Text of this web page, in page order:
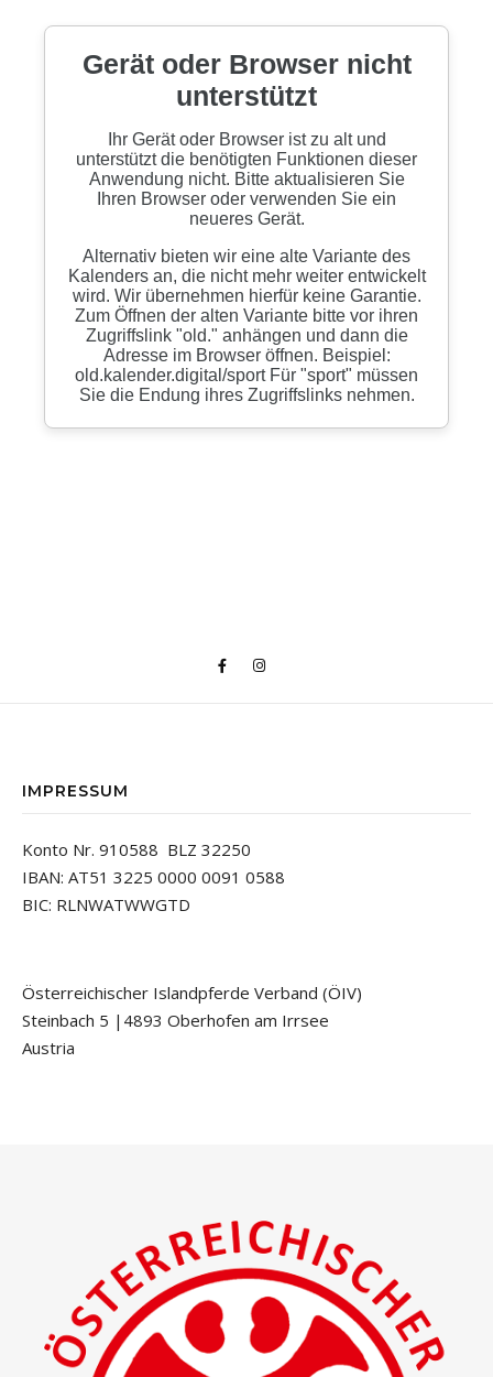
IMPRESSUM
Konto Nr. 910588 BLZ 32250
IBAN: AT51 3225 0000 0091 0588
BIC: RLNWATWWGTD
Österreichischer Islandpferde Verband (ÖIV)
Steinbach 5 |4893 Oberhofen am Irrsee
Austria